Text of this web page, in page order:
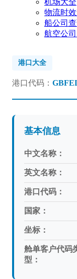
机场大全
物流时
船公司
航空公
港口大全
港口代码：
基本信息
中文名称：
英文名称：
港口代码：
国家：
坐标：
舱单客户代码
型：